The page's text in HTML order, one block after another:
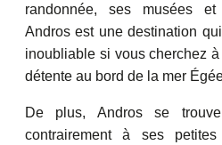
randonnée, ses musées
Andros est une destination
inoubliable si vous cherchez
détente au bord de la mer
De plus, Andros se
contrairement à ses